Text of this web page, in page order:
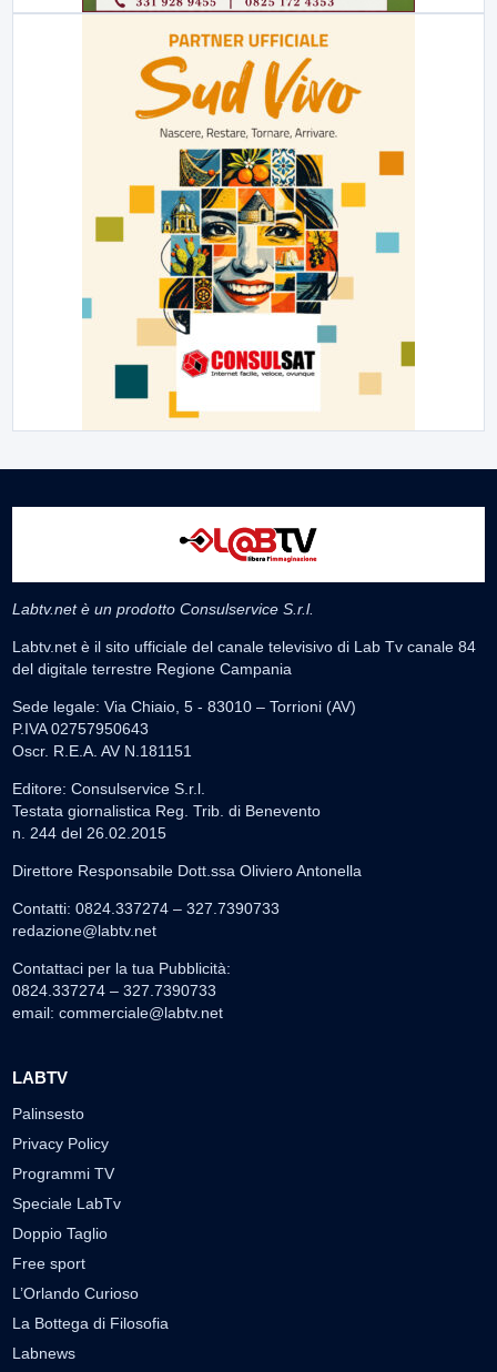
Labtv.net è un prodotto Consulservice S.r.l.
Labtv.net è il sito ufficiale del canale televisivo di Lab Tv canale 84
del digitale terrestre Regione Campania
Sede legale: Via Chiaio, 5 - 83010 – Torrioni (AV)
P.IVA 02757950643
Oscr. R.E.A. AV N.181151
Editore: Consulservice S.r.l.
Testata giornalistica Reg. Trib. di Benevento
n. 244 del 26.02.2015
Direttore Responsabile Dott.ssa Oliviero Antonella
Contatti: 0824.337274 – 327.7390733
redazione@labtv.net
Contattaci per la tua Pubblicità:
0824.337274 – 327.7390733
email: commerciale@labtv.net
LABTV
Palinsesto
Privacy Policy
Programmi TV
Speciale LabTv
Doppio Taglio
Free sport
L’Orlando Curioso
La Bottega di Filosofia
Labnews